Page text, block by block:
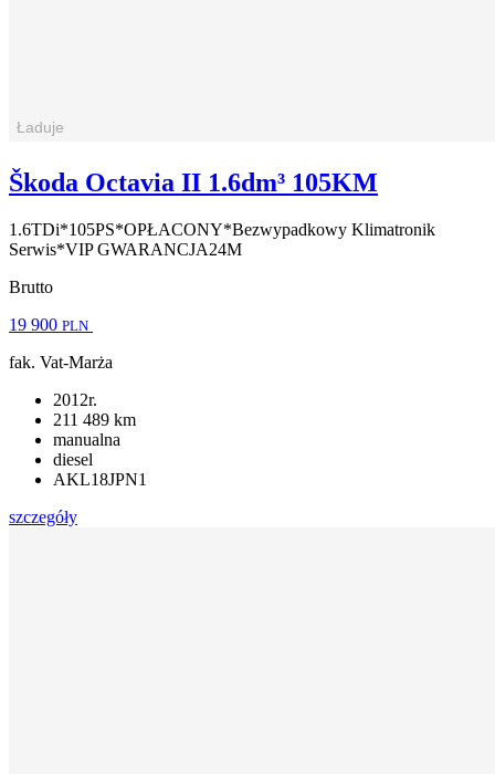
Škoda Octavia II 1.6dm³ 105KM
1.6TDi*105PS*OPŁACONY*Bezwypadkowy Klimatronik
Serwis*VIP GWARANCJA24M
Brutto
19 900 PLN
fak. Vat-Marża
2012r.
211 489 km
manualna
diesel
AKL18JPN1
szczegóły